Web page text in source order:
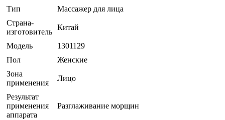
Тип
Массажер для лица
Страна-
изготовитель
Китай
Модель
1301129
Пол
Женские
Зона
применения
Лицо
Результат
применения
аппарата
Разглаживание морщин